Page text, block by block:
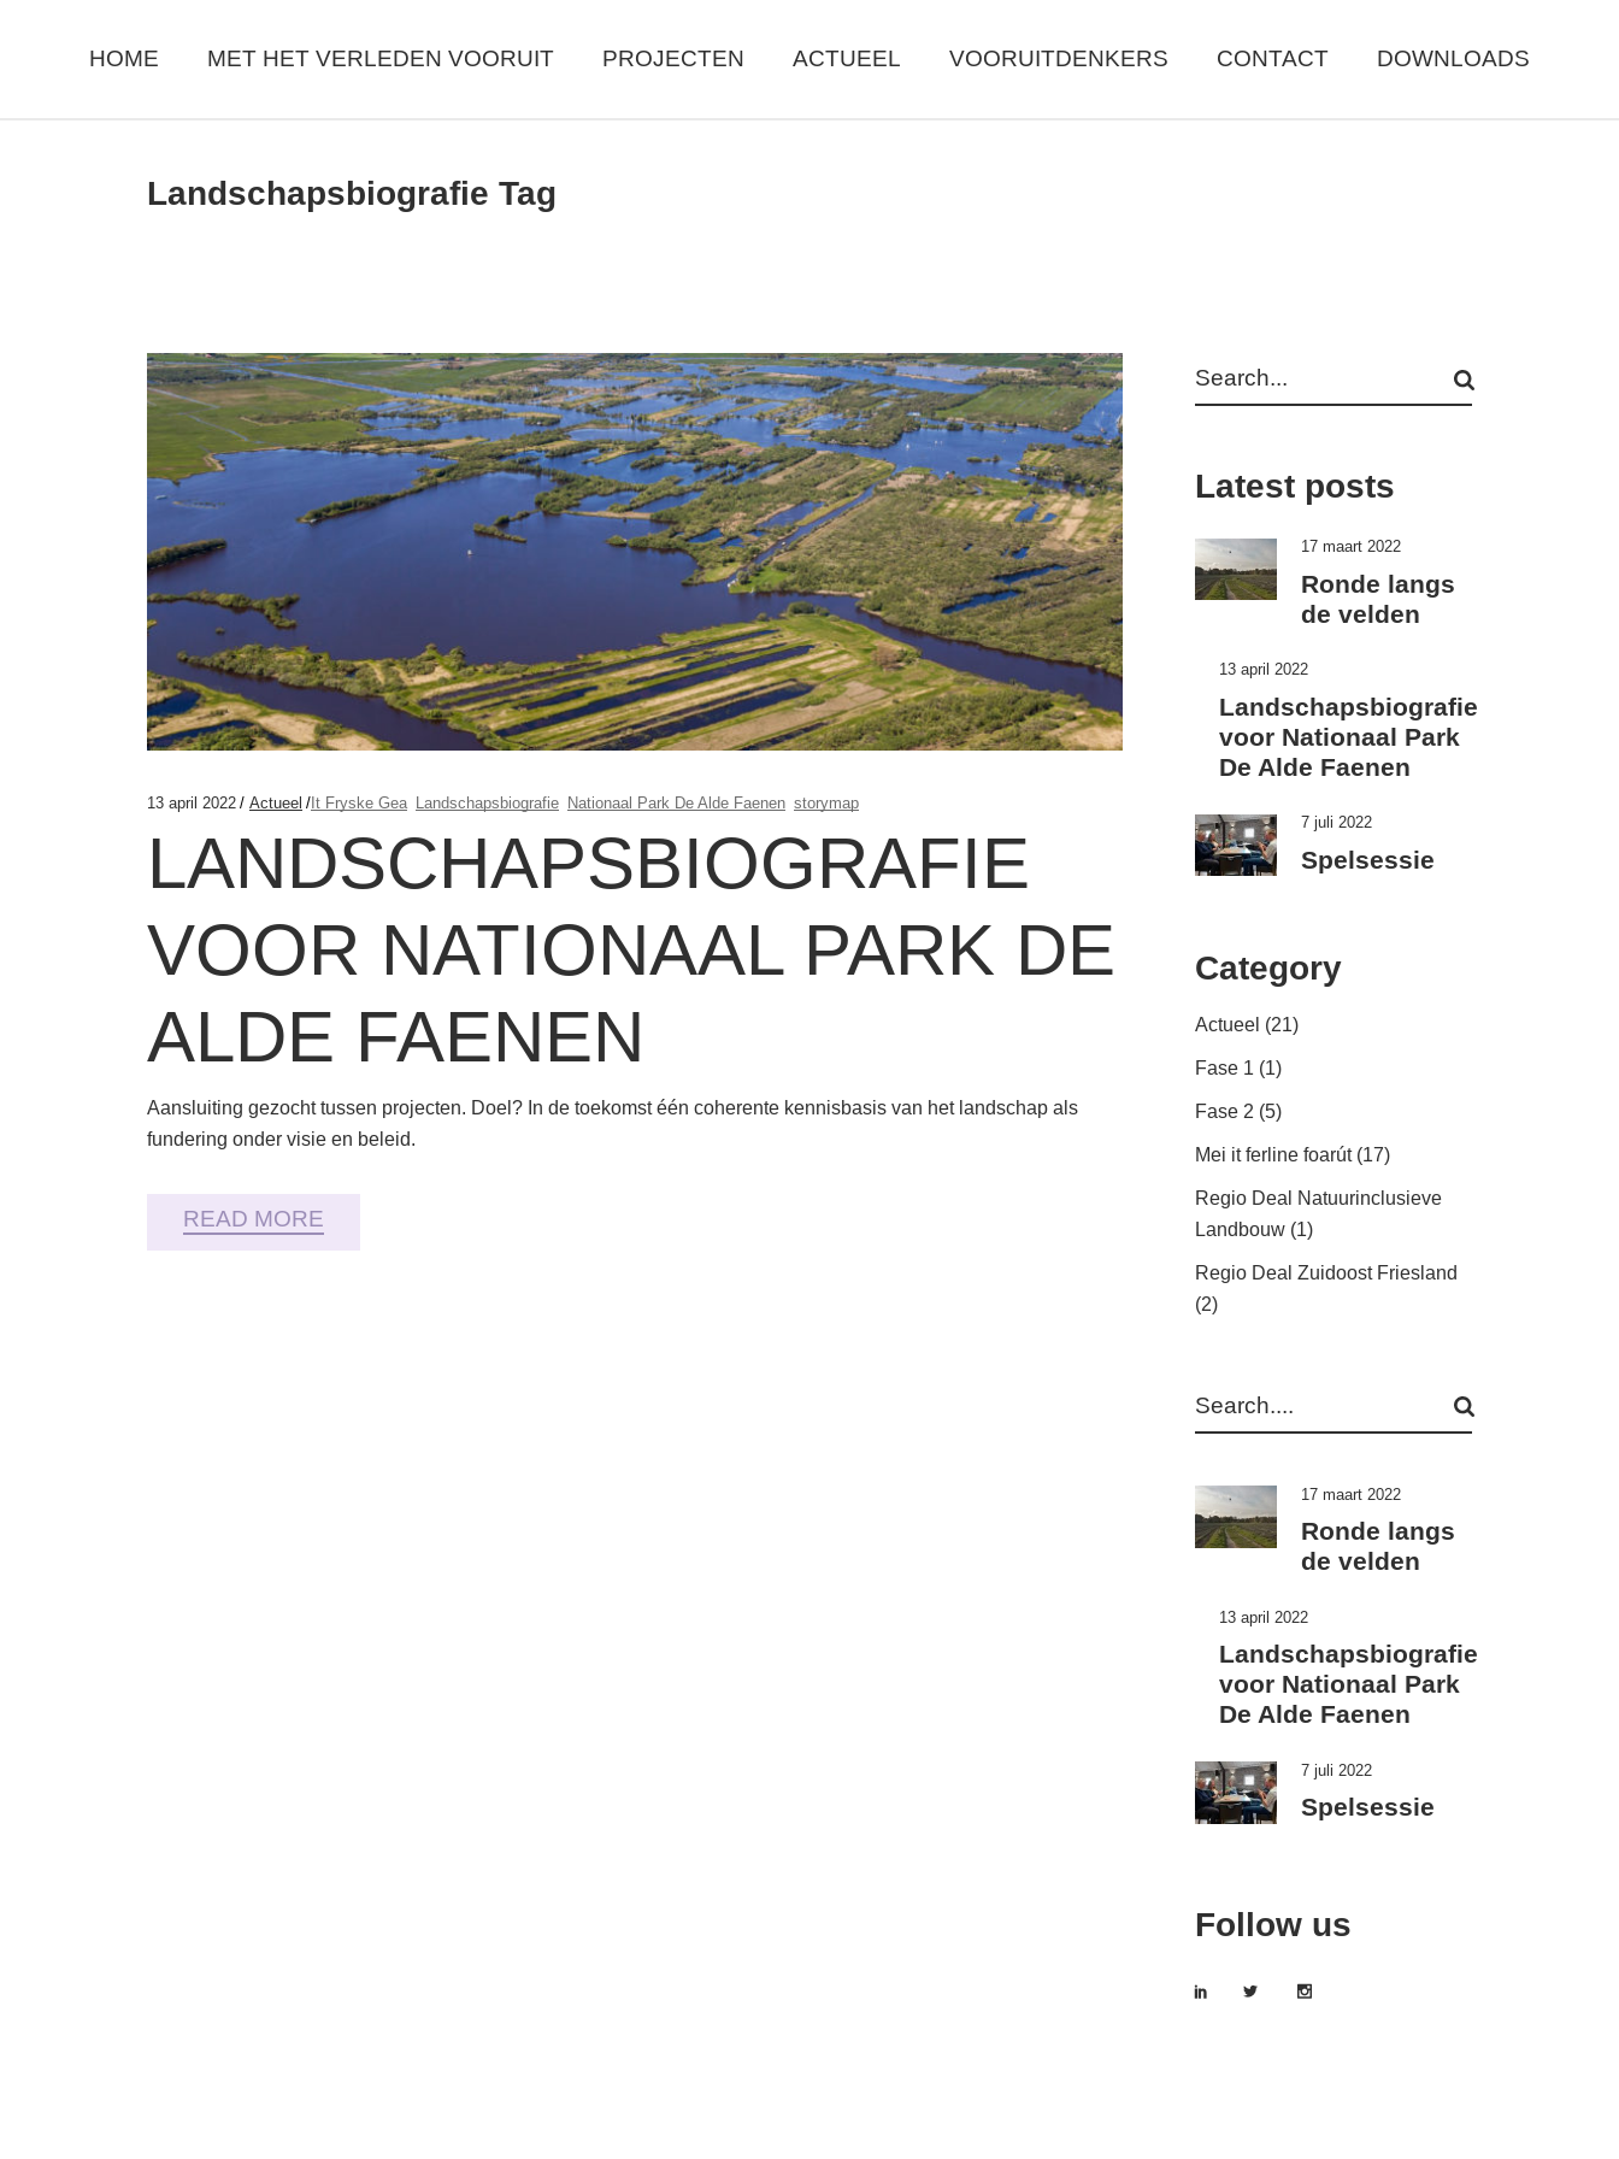
HOME MET HET VERLEDEN VOORUIT PROJECTEN ACTUEEL VOORUITDENKERS CONTACT DOWNLOADS
Landschapsbiografie Tag
13 april 2022 Actueel It Fryske Gea Landschapsbiografie Nationaal Park De Alde Faenen storymap
LANDSCHAPSBIOGRAFIE
VOOR NATIONAAL PARK DE
ALDE FAENEN
Aansluiting gezocht tussen projecten. Doel? In de toekomst één coherente kennisbasis van het landschap als
fundering onder visie en beleid.
READ MORE
Latest posts
17 maart 2022
Ronde langs
de velden
13 april 2022
Landschapsbiografie
voor Nationaal Park
De Alde Faenen
7 juli 2022
Spelsessie
Category
Actueel (21)
Fase 1 (1)
Fase 2 (5)
Mei it ferline foarút(17)
Regio Deal Natuurinclusieve
Landbouw (1)
Regio Deal Zuidoost Friesland
(2)
17 maart 2022
Ronde langs
de velden
13 april 2022
Landschapsbiografie
voor Nationaal Park
De Alde Faenen
7 juli 2022
Spelsessie
Follow us